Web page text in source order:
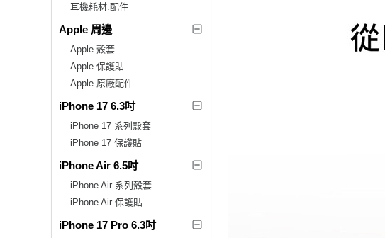
耳機耗材.配件
Apple 周邊
Apple 殼套
Apple 保護貼
Apple 原廠配件
iPhone 17 6.3吋
iPhone 17 系列殼套
iPhone 17 保護貼
iPhone Air 6.5吋
iPhone Air 系列殼套
iPhone Air 保護貼
iPhone 17 Pro 6.3吋